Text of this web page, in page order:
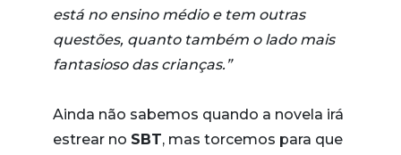
está no ensino médio e tem outras
questões, quanto também o lado mais
fantasioso das crianças.”
Ainda não sabemos quando a novela irá
estrear no SBT, mas torcemos para que